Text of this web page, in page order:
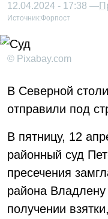
12.04.2024 - 17:38 —
Источник:Форпост
© Pixabay.com
В Северной
отправили под
В пятницу, 12
районный суд
пресечения
района
получении